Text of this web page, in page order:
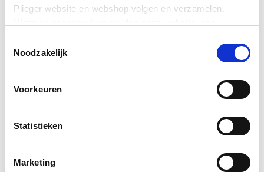
Plieger website en webshop volgen en verzamelen.
We slaan je cookievoorkeur op in je browser.
Noodzakelijk
Voorkeuren
Statistieken
Marketing
Geschikt voor
Geschikt voor
Aantal gebruiksplaatsen
Perspectiefbeeldimage/png,102 KB
Pictogram
Montageinstructie 1 MB